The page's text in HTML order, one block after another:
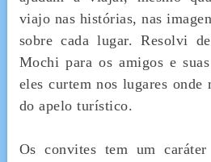
viajo nas histórias, nas
sobre cada lugar. Resolvi
Mochi para os amigos e
eles curtem nos lugares onde
do apelo turístico.
Os convites tem um